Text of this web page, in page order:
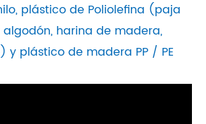
plástico de Poliolefina (paja
harina de madera,
y plástico de madera PP / PE